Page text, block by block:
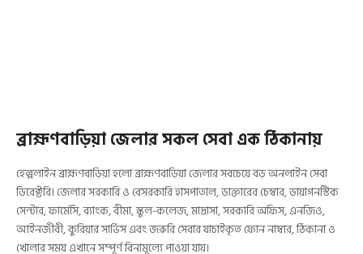
ব্রাহ্মণবাড়িয়া জেলার সকল সেবা এক ঠিকানায়
হেল্পলাইন ব্রাহ্মণবাড়িয়া হলো ব্রাহ্মণবাড়িয়া জেলার সবচেয়ে বড় অনলাইন সেবা
ডিরেক্টরি। জেলার সরকারি ও বেসরকারি হাসপাতাল, ডাক্তারের চেম্বার, ডায়াগনস্টিক
সেন্টার, ফার্মেসি, ব্যাংক, বীমা, স্কুল-কলেজ, মাদ্রাসা, সরকারি অফিস, এনজিও,
আইনজীবী, কুরিয়ার সার্ভিস এবং জরুরি সেবার যাচাইকৃত ফোন নাম্বার, ঠিকানা ও
খোলার সময় এখানে সম্পূর্ণ বিনামূল্যে পাওয়া যায়।